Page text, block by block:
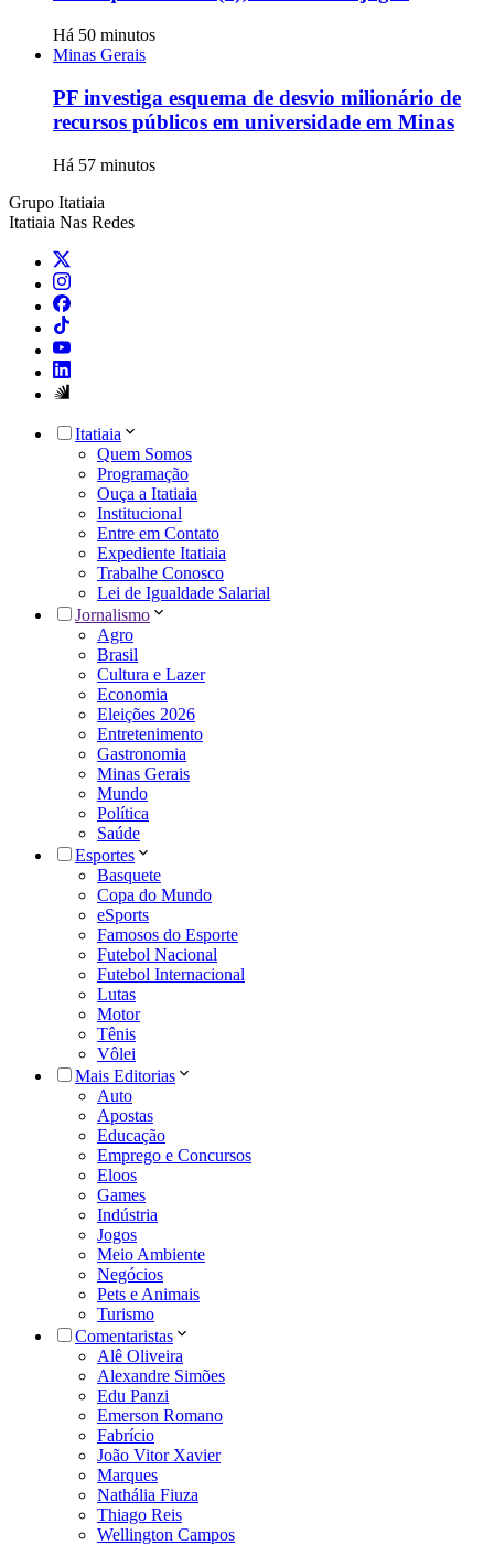
Há 50 minutos
Minas Gerais
PF investiga esquema de desvio milionário de
recursos públicos em universidade em Minas
Há 57 minutos
Grupo Itatiaia
Itatiaia Nas Redes
Itatiaia
Quem Somos
Programação
Ouça a Itatiaia
Institucional
Entre em Contato
Expediente Itatiaia
Trabalhe Conosco
Lei de Igualdade Salarial
Jornalismo
Agro
Brasil
Cultura e Lazer
Economia
Eleições 2026
Entretenimento
Gastronomia
Minas Gerais
Mundo
Política
Saúde
Esportes
Basquete
Copa do Mundo
eSports
Famosos do Esporte
Futebol Nacional
Futebol Internacional
Lutas
Motor
Tênis
Vôlei
Mais Editorias
Auto
Apostas
Educação
Emprego e Concursos
Eloos
Games
Indústria
Jogos
Meio Ambiente
Negócios
Pets e Animais
Turismo
Comentaristas
Alê Oliveira
Alexandre Simões
Edu Panzi
Emerson Romano
Fabrício
João Vitor Xavier
Marques
Nathália Fiuza
Thiago Reis
Wellington Campos